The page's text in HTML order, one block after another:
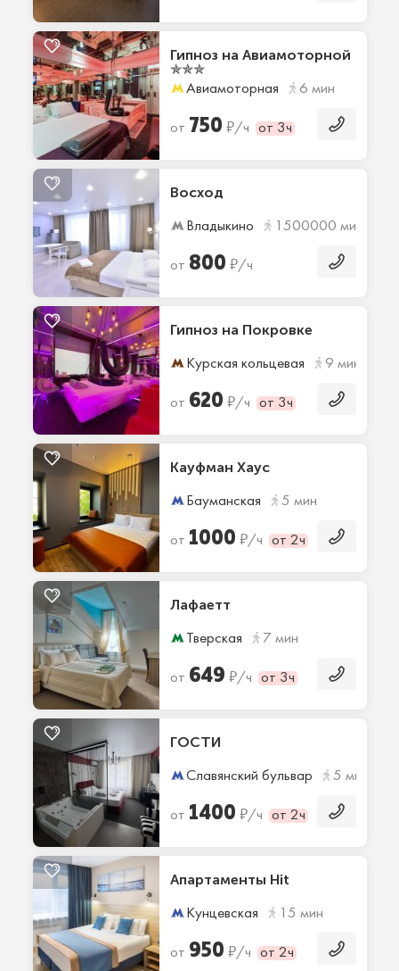
Гипноз на Авиамоторной
✯✯✯
Авиамоторная 6 мин
от 750 ₽/ч от 3ч
Восход
Владыкино 1500000 мин
от 800 ₽/ч
Гипноз на Покровке
Курская кольцевая 9 мин
от 620 ₽/ч от 3ч
Кауфман Хаус
Бауманская 5 мин
от 1000 ₽/ч от 2ч
Лафаетт
Тверская 7 мин
от 649 ₽/ч от 3ч
ГОСТИ
Славянский бульвар 5 мин
от 1400 ₽/ч от 2ч
Апартаменты Hit
Кунцевская 15 мин
от 950 ₽/ч от 2ч